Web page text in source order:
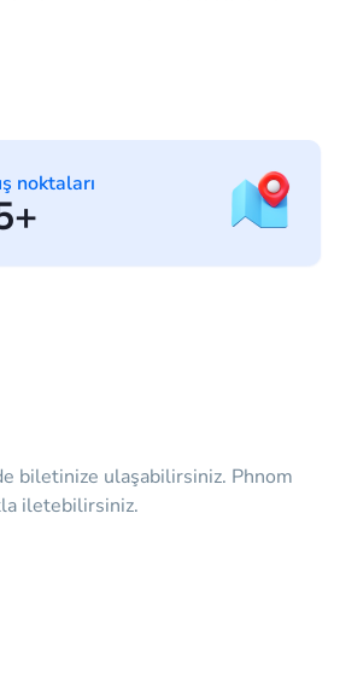
noktaları
biletinize ulaşabilirsiniz. Phnom
iletebilirsiniz.